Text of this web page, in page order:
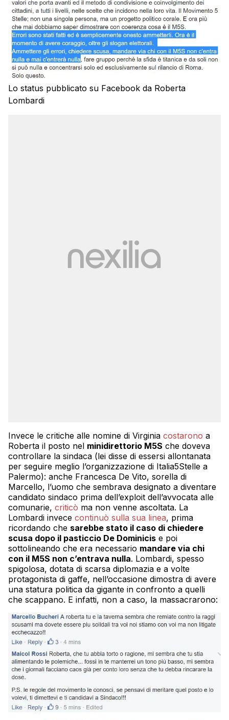
Lo status pubblicato su Facebook da Roberta
Lombardi
Invece le critiche alle nomine di Virginia costarono a
Roberta il posto nel minidirettorio M5S che doveva
controllare la sindaca (lei disse di essersi allontanata
per seguire meglio l’organizzazione di Italia5Stelle a
Palermo): anche Francesca De Vito, sorella di
Marcello, l’uomo che sembrava designato a diventare
candidato sindaco prima dell’exploit dell’avvocata alle
comunarie, criticò ma non venne ascoltata. La
Lombardi invece continuò sulla sua linea, prima
ricordando che sarebbe stato il caso di chiedere
scusa dopo il pasticcio De Dominicis e poi
sottolineando che era necessario mandare via chi
con il M5S non c’entrava nulla. Lombardi, spesso
spigolosa, dotata di scarsa diplomazia e a volte
protagonista di gaffe, nell’occasione dimostra di avere
una statura politica da gigante in confronto a quelli
che scappano. E infatti, non a caso, la massacrarono: